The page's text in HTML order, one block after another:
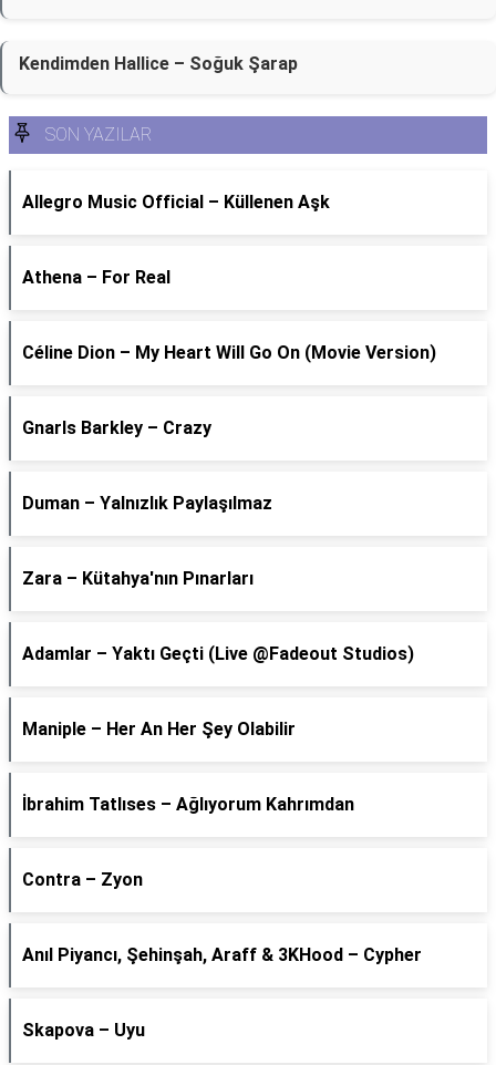
Kendimden Hallice – Soğuk Şarap
SON YAZILAR
Allegro Music Official – Küllenen Aşk
Athena – For Real
Céline Dion – My Heart Will Go On (Movie Version)
Gnarls Barkley – Crazy
Duman – Yalnızlık Paylaşılmaz
Zara – Kütahya'nın Pınarları
Adamlar – Yaktı Geçti (Live @Fadeout Studios)
Maniple – Her An Her Şey Olabilir
İbrahim Tatlıses – Ağlıyorum Kahrımdan
Contra – Zyon
Anıl Piyancı, Şehinşah, Araff & 3KHood – Cypher
Skapova – Uyu